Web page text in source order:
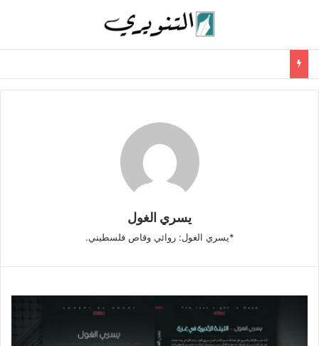
يسري الغول
*يسري الغول: روائي وقاص فلسطيني.